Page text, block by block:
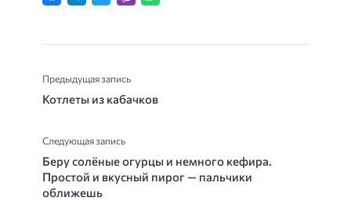
Предыдущая запись
Котлеты из кабачков
Следующая запись
Беру солёные огурцы и немного кефира.
Простой и вкусный пирог — пальчики
оближешь